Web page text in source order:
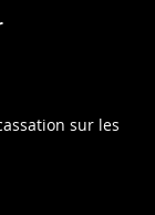
sur les